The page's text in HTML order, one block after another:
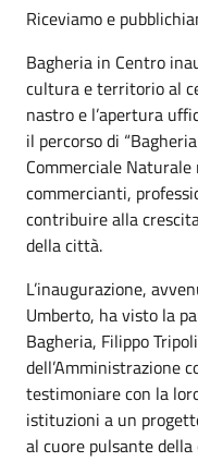
Riceviamo e
Bagheria in Centro
cultura e territorio al
nastro e l’apertura
il percorso di
Commerciale
commercianti,
contribuire alla
della città.
L’inaugurazione,
Umberto, ha visto la
Bagheria, Filippo
dell’Amministrazione
testimoniare con la
istituzioni a un
al cuore pulsante